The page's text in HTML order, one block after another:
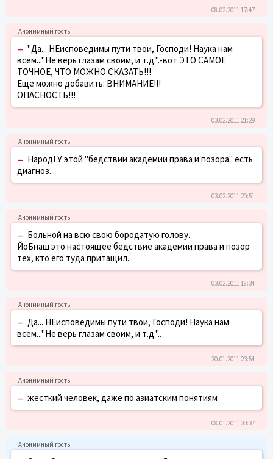
08.02.2011 17:47
– "Да... НЕисповедимы пути твои, Господи! Наука нам
всем..."Не верь глазам своим, и т.д.".-вот ЭТО САМОЕ
ТОЧНОЕ, ЧТО МОЖНО СКАЗАТЬ!!!
Еще можно добавить: ВНИМАНИЕ!!!
ОПАСНОСТЬ!!!
03.02.2011 21:29
– Народ! У этой "бедствии академии права и позора" есть
диагноз...
03.02.2011 20:51
– Больной на всю свою бородатую голову.
ЙоБнаш это настоящее бедствие академии права и позор
тех, кто его туда притащил.
03.02.2011 18:34
– Да... НЕисповедимы пути твои, Господи! Наука нам
всем..."Не верь глазам своим, и т.д."..
20.01.2011 23:54
– жесткий человек, даже по азиатским понятиям
08.01.2011 00:37